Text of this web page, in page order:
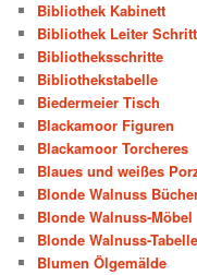
Bibliothek Kabinett
Bibliothek Leiter Schritt
Bibliotheksschritte
Bibliothekstabelle
Biedermeier Tisch
Blackamoor Figuren
Blackamoor Torcheres
Blaues und weißes
Blonde Walnuss
Blonde Walnuss-Möbel
Blonde Walnuss-Tabelle
Blumen Ölgemälde